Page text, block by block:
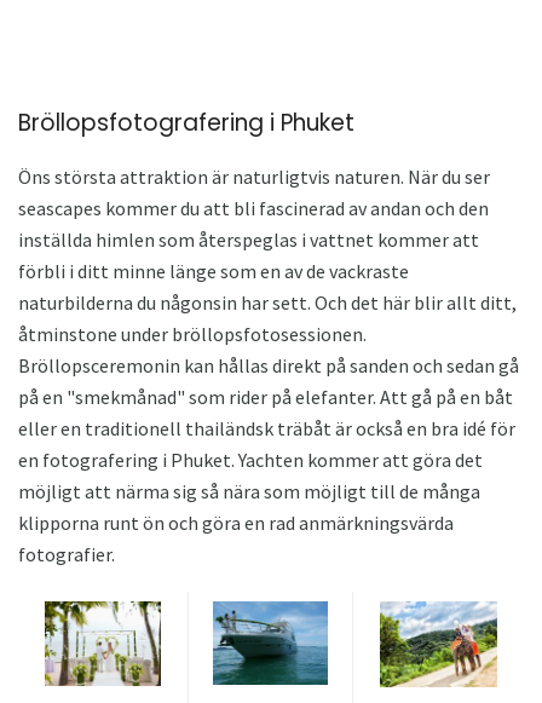
Bröllopsfotografering i Phuket
Öns största attraktion är naturligtvis naturen. När du ser
seascapes kommer du att bli fascinerad av andan och den
inställda himlen som återspeglas i vattnet kommer att
förbli i ditt minne länge som en av de vackraste
naturbilderna du någonsin har sett. Och det här blir allt ditt,
åtminstone under bröllopsfotosessionen.
Bröllopsceremonin kan hållas direkt på sanden och sedan gå
på en "smekmånad" som rider på elefanter. Att gå på en båt
eller en traditionell thailändsk träbåt är också en bra idé för
en fotografering i Phuket. Yachten kommer att göra det
möjligt att närma sig så nära som möjligt till de många
klipporna runt ön och göra en rad anmärkningsvärda
fotografier.